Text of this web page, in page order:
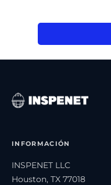
INFORMACIÓN
INSPENET LLC
Houston, TX 77018